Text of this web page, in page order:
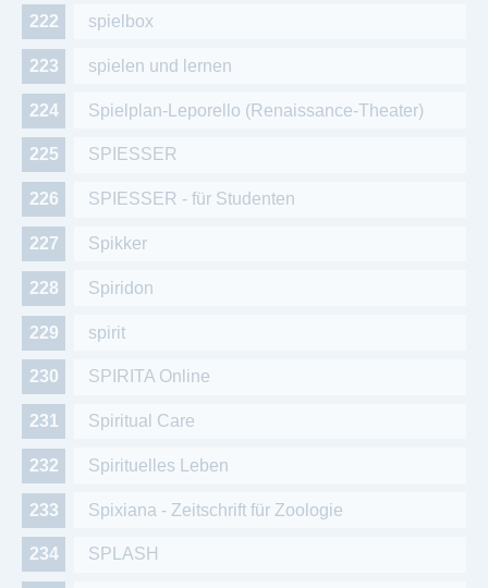
spielbox
spielen und lernen
Spielplan-Leporello (Renaissance-Theater)
SPIESSER
SPIESSER - für Studenten
Spikker
Spiridon
spirit
SPIRITA Online
Spiritual Care
Spirituelles Leben
Spixiana - Zeitschrift für Zoologie
SPLASH